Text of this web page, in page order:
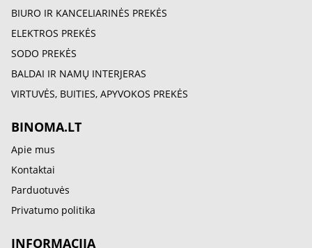
BIURO IR KANCELIARINĖS PREKĖS
ELEKTROS PREKĖS
SODO PREKĖS
BALDAI IR NAMŲ INTERJERAS
VIRTUVĖS, BUITIES, APYVOKOS PREKĖS
BINOMA.LT
Apie mus
Kontaktai
Parduotuvės
Privatumo politika
INFORMACIJA